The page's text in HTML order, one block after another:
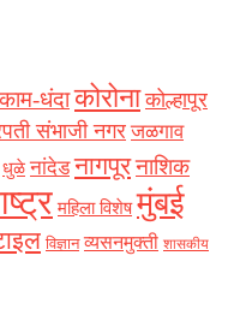
काम-धंदाकोरोना कोल्हापूर
संभाजी नगर जळगाव
धुळे नांदेड नागपूरनाशिक
महिला विशेष मुंबई
विज्ञान व्यसनमुक्ती शासकीय